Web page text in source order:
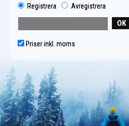
Registrera Avregistrera
OK
Priser inkl. moms